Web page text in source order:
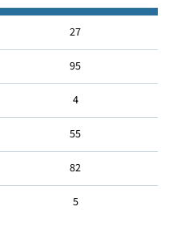
27
95
4
55
82
5